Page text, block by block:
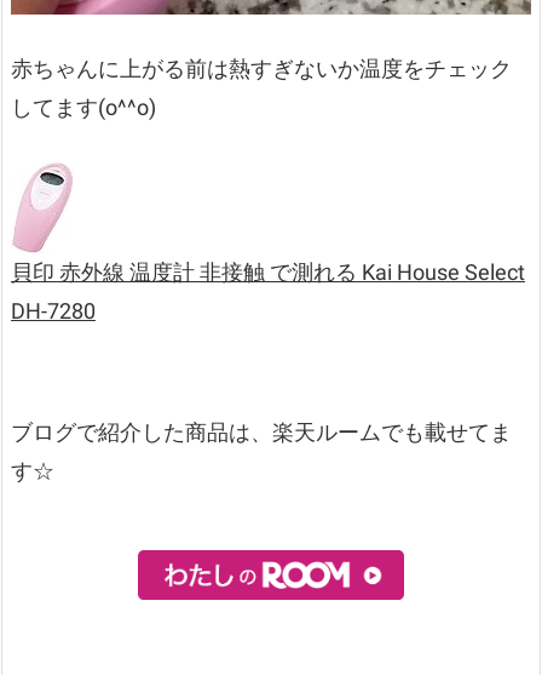
赤ちゃんに上がる前は熱すぎないか温度をチェック
してます(o^^o)
貝印 赤外線 温度計 非接触 で測れる Kai House Select
DH-7280
ブログで紹介した商品は、楽天ルームでも載せてま
す☆